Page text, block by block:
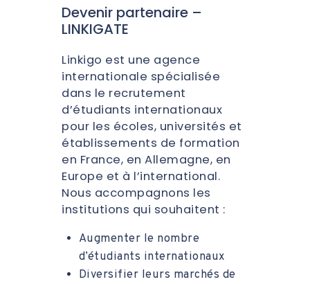
Devenir partenaire –
LINKIGATE
Linkigo est une agence
internationale spécialisée
dans le recrutement
d’étudiants internationaux
pour les écoles, universités et
établissements de formation
en France, en Allemagne, en
Europe et à l’international.
Nous accompagnons les
institutions qui souhaitent :
Augmenter le nombre
d’étudiants internationaux
Diversifier leurs marchés de